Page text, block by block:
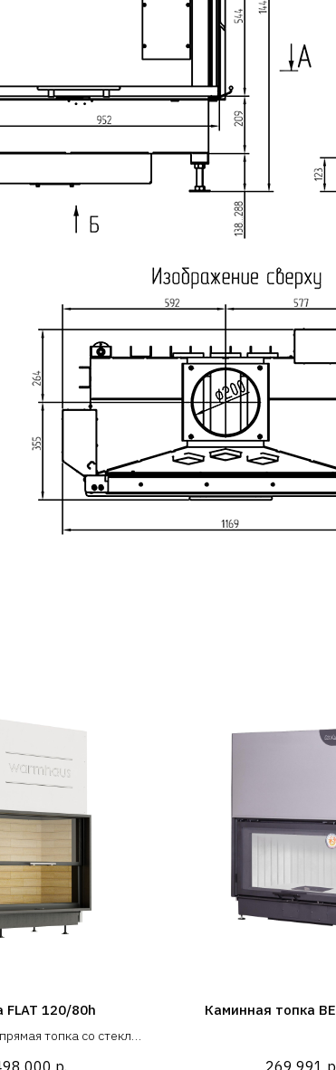
FLAT 120/80h
топка со стеклом
Каминная топка